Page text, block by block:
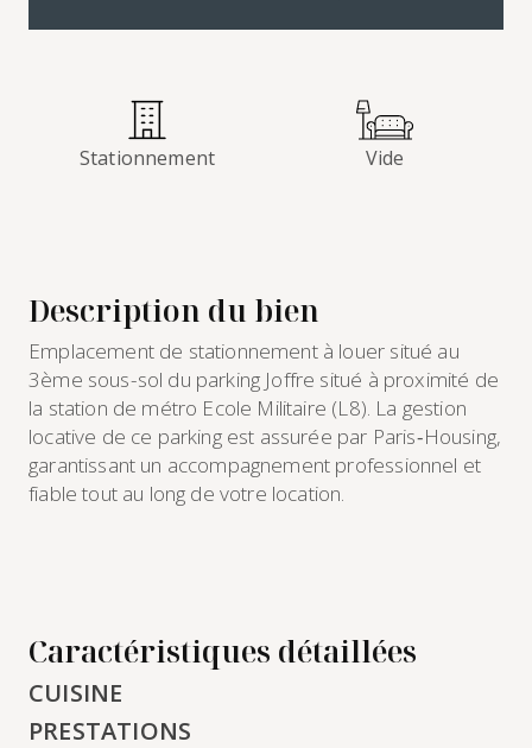
Description du bien
Emplacement de stationnement à louer situé au
3ème sous-sol du parking Joffre situé à proximité de
la station de métro Ecole Militaire (L8). La gestion
locative de ce parking est assurée par Paris‑Housing,
garantissant un accompagnement professionnel et
fiable tout au long de votre location.
Stationnement Vide
Caractéristiques détaillées
CUISINE
PRESTATIONS